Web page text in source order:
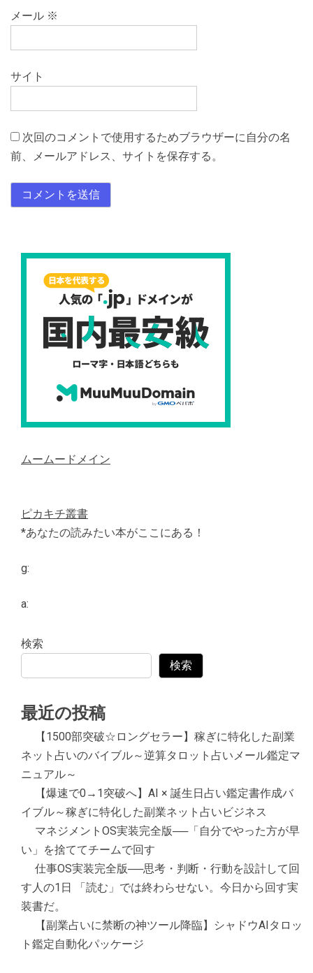
メール ※
サイト
次回のコメントで使用するためブラウザーに自分の名
前、メールアドレス、サイトを保存する。
ムームードメイン
ピカキチ叢書
*あなたの読みたい本がここにある！
g:
a:
検索
検索
最近の投稿
【1500部突破☆ロングセラー】稼ぎに特化した副業
ネット占いのバイブル～逆算タロット占いメール鑑定マ
ニュアル～
【爆速で0→1突破へ】AI × 誕生日占い鑑定書作成バ
イブル～稼ぎに特化した副業ネット占いビジネス
マネジメントOS実装完全版──「自分でやった方が早
い」を捨ててチームで回す
仕事OS実装完全版──思考・判断・行動を設計して回
す人の1日 「読む」では終わらせない。今日から回す実
装書だ。
【副業占いに禁断の神ツール降臨】シャドウAIタロッ
ト鑑定自動化パッケージ